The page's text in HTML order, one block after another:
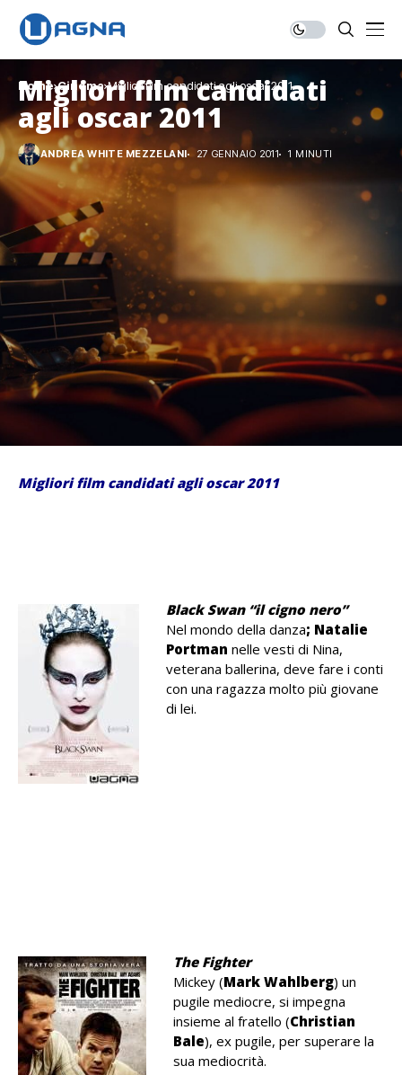
Home Cinema Migliori film candidati agli oscar 2011
Migliori film candidati
agli oscar 2011
ANDREA WHITE MEZZELANI 27 GENNAIO 2011 1 MINUTI
Migliori film candidati agli oscar 2011
Black Swan “il cigno nero”
Nel mondo della danza; Natalie
Portman nelle vesti di Nina,
veterana ballerina, deve fare i conti
con una ragazza molto più giovane
di lei.
The Fighter
Mickey (Mark Wahlberg) un
pugile mediocre, si impegna
insieme al fratello (Christian
Bale), ex pugile, per superare la
sua mediocrità.